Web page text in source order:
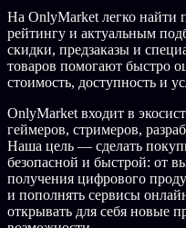
На OnlyMarket легко найти
рейтингу и актуальным
скидки, предзаказы и
товаров помогают быстро
стоимость, доступность и
OnlyMarket входит в
геймеров, стримеров,
Наша цель — сделать
безопасной и быстрой: от
получения цифрового
и пополнять сервисы
открывать для себя новые